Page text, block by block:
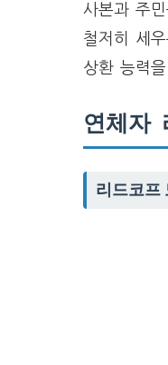
사본과 주
철저히 세
상환 능력
연체자
리드코프